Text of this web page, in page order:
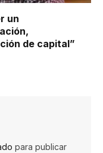
un
de capital”
para publicar